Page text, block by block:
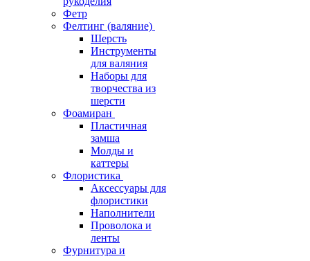
Фетр
Фелтинг (валяние)
Шерсть
Инструменты
для валяния
Наборы для
творчества из
шерсти
Фоамиран
Пластичная
замша
Молды и
каттеры
Флористика
Аксессуары для
флористики
Наполнители
Проволока и
ленты
Фурнитура и